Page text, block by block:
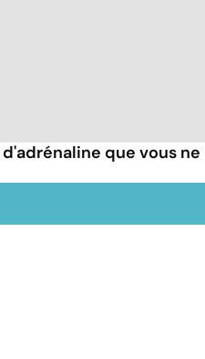
que vous ne